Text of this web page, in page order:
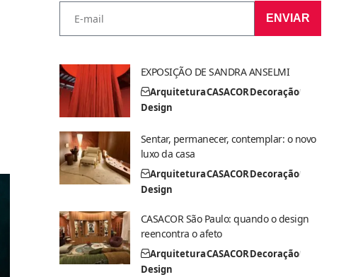
ENVIAR
EXPOSIÇÃO DE SANDRA ANSELMI
ArquiteturaCASACORDecoração
Design
Sentar, permanecer, contemplar: o novo
luxo da casa
ArquiteturaCASACORDecoração
Design
CASACOR São Paulo: quando o design
reencontra o afeto
ArquiteturaCASACORDecoração
Design